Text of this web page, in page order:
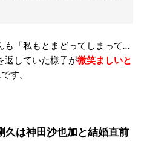
も「私もとまどってしまって…
返していた様子が微笑ましいと
す。
久は神田沙也加と結婚直前